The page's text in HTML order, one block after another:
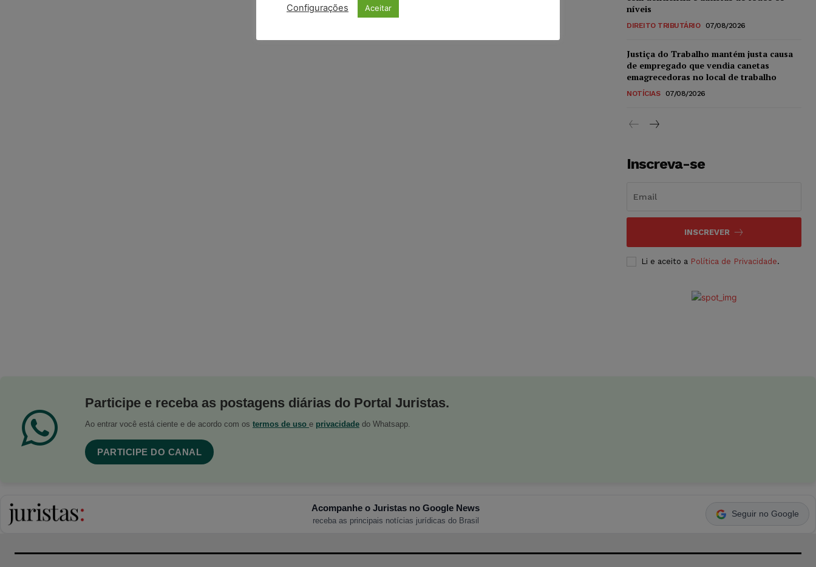
níveis
DIREITO TRIBUTÁRIO 07/08/2026
Justiça do Trabalho mantém justa causa
de empregado que vendia canetas
emagrecedoras no local de trabalho
NOTÍCIAS 07/08/2026
Inscreva-se
INSCREVER
Li e aceito a Política de Privacidade.
Participe e receba as postagens diárias do Portal Juristas.
Ao entrar você está ciente e de acordo com os termos de uso e privacidade do Whatsapp.
PARTICIPE DO CANAL
Acompanhe o Juristas no Google News
receba as principais notícias jurídicas do Brasil
Seguir no Google
Configurações Aceitar